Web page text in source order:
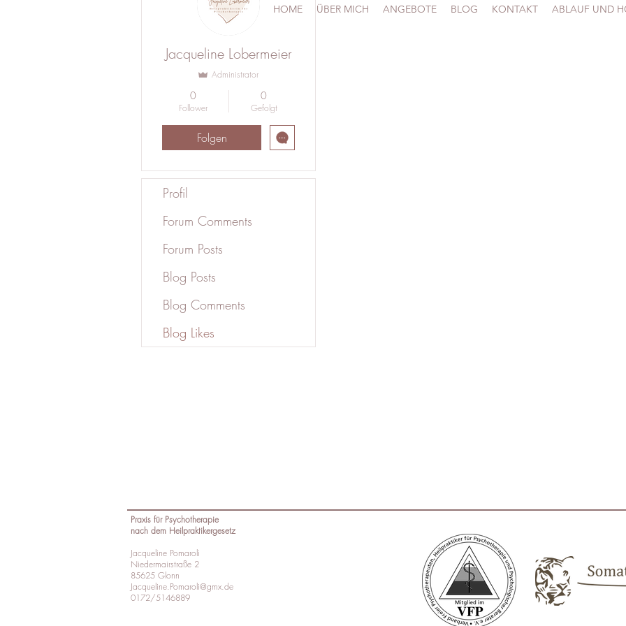
HOME ÜBER MICH ANGEBOTE BLOG KONTAKT ABLAUF UND
Jacqueline Lobermeier
Administrator
0
Follower
0
Gefolgt
Folgen
Profil
Forum Comments
Forum Posts
Blog Posts
Blog Comments
Blog Likes
Praxis für Psychotherapie
nach dem Heilpraktikergesetz
Jacqueline Pomaroli
Niedermairstraße 2
85625 Glonn
Jacqueline.Pomaroli@gmx.de
0172/5146889